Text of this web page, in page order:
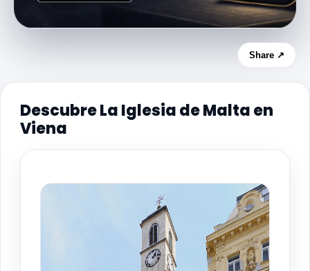
Share ↗
Descubre La Iglesia de Malta en
Viena